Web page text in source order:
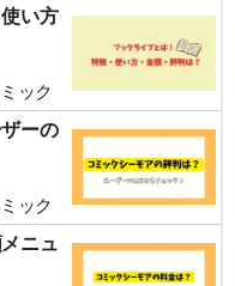
い方
ック
ーの
ック
ニュ